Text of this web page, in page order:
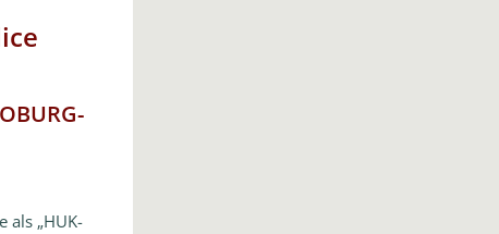
als „HUK-